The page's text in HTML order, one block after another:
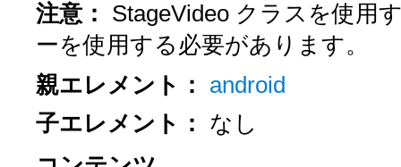
注意： StageVideo クラスを使用
ーを使用する必要があります。
親エレメント： android
子エレメント： なし